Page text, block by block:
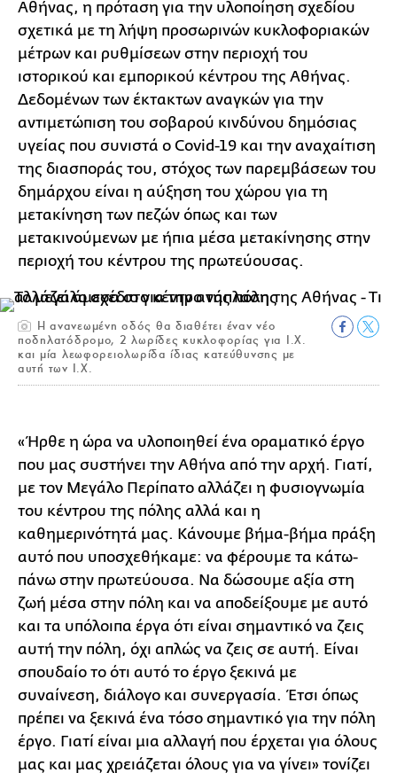
Αθήνας, η πρόταση για την υλοποίηση σχεδίου
σχετικά με τη λήψη προσωρινών κυκλοφοριακών
μέτρων και ρυθμίσεων στην περιοχή του
ιστορικού και εμπορικού κέντρου της Αθήνας.
Δεδομένων των έκτακτων αναγκών για την
αντιμετώπιση του σοβαρού κινδύνου δημόσιας
υγείας που συνιστά ο Covid-19 και την αναχαίτιση
της διασποράς του, στόχος των παρεμβάσεων του
δημάρχου είναι η αύξηση του χώρου για τη
μετακίνηση των πεζών όπως και των
μετακινούμενων με ήπια μέσα μετακίνησης στην
περιοχή του κέντρου της πρωτεύουσας.
Η ανανεωμένη οδός θα διαθέτει έναν νέο
ποδηλατόδρομο, 2 λωρίδες κυκλοφορίας για Ι.Χ.
και μία λεωφορειολωρίδα ίδιας κατεύθυνσης με
αυτή των Ι.Χ.
«Ήρθε η ώρα να υλοποιηθεί ένα οραματικό έργο
που μας συστήνει την Αθήνα από την αρχή. Γιατί,
με τον Μεγάλο Περίπατο αλλάζει η φυσιογνωμία
του κέντρου της πόλης αλλά και η
καθημερινότητά μας. Κάνουμε βήμα-βήμα πράξη
αυτό που υποσχεθήκαμε: να φέρουμε τα κάτω-
πάνω στην πρωτεύουσα. Να δώσουμε αξία στη
ζωή μέσα στην πόλη και να αποδείξουμε με αυτό
και τα υπόλοιπα έργα ότι είναι σημαντικό να ζεις
αυτή την πόλη, όχι απλώς να ζεις σε αυτή. Είναι
σπουδαίο το ότι αυτό το έργο ξεκινά με
συναίνεση, διάλογο και συνεργασία. Έτσι όπως
πρέπει να ξεκινά ένα τόσο σημαντικό για την πόλη
έργο. Γιατί είναι μια αλλαγή που έρχεται για όλους
μας και μας χρειάζεται όλους για να γίνει» τονίζει